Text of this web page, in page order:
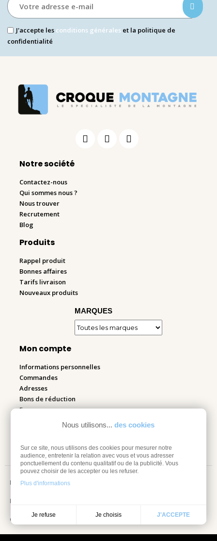
Nous utilisons... des cookies
Sur ce site, nous utilisons des cookies pour mesurer notre
audience, entretenir la relation avec vous et vous adresser
ponctuellement du contenu qualitatif ou de la publicité. Vous
pouvez choisir de les accepter ou les refuser.
Plus d'informations
Je refuse Je choisis J'ACCEPTE
J'accepte les conditions générales et la politique de
confidentialité
Notre société
Contactez-nous
Qui sommes nous ?
Nous trouver
Recrutement
Blog
Produits
Rappel produit
Bonnes affaires
Tarifs livraison
Nouveaux produits
MARQUES
Mon compte
Informations personnelles
Commandes
Adresses
Bons de réduction
Espace pro
Mentions légales
Information sur les cookies
Conditions Générales de vente